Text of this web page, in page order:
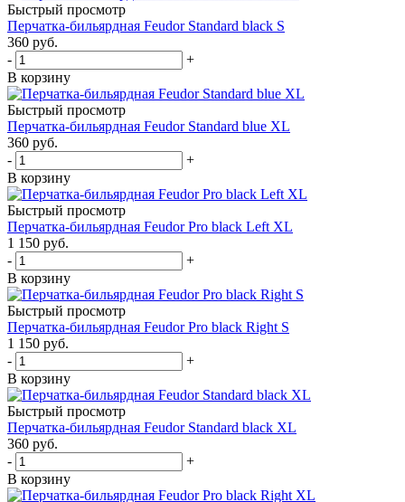
Быстрый просмотр
Перчатка-бильярдная Feudor Standard black S
360 руб.
-
+
В корзину
Быстрый просмотр
Перчатка-бильярдная Feudor Standard blue XL
360 руб.
-
+
В корзину
Быстрый просмотр
Перчатка-бильярдная Feudor Pro black Left XL
1 150 руб.
-
+
В корзину
Быстрый просмотр
Перчатка-бильярдная Feudor Pro black Right S
1 150 руб.
-
+
В корзину
Быстрый просмотр
Перчатка-бильярдная Feudor Standard black XL
360 руб.
-
+
В корзину